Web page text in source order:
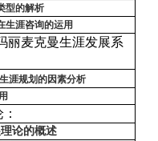
型的解析
涯咨询的运用
丽麦克曼生涯发展系
涯规划的因素分析
论的概述